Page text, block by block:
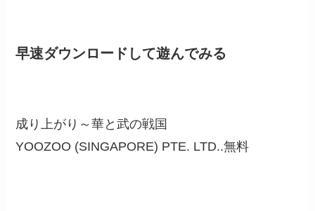
早速ダウンロードして遊んでみる
成り上がり～華と武の戦国
YOOZOO (SINGAPORE) PTE. LTD..無料